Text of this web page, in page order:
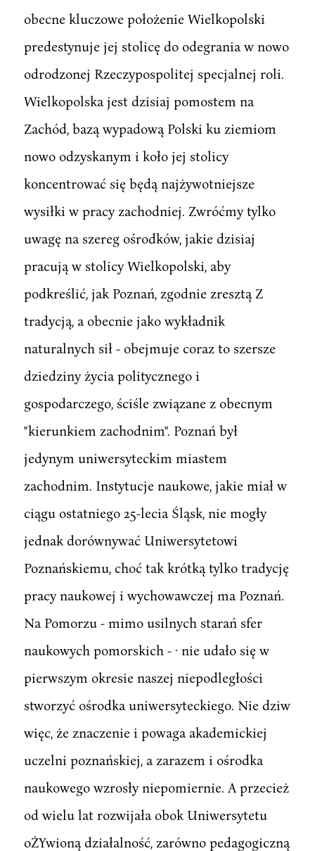
obecne kluczowe położenie Wielkopolski
predestynuje jej stolicę do odegrania w nowo
odrodzonej Rzeczypospolitej specjalnej roli.
Wielkopolska jest dzisiaj pomostem na
Zachód, bazą wypadową Polski ku ziemiom
nowo odzyskanym i koło jej stolicy
koncentrować się będą najżywotniejsze
wysiłki w pracy zachodniej. Zwróćmy tylko
uwagę na szereg ośrodków, jakie dzisiaj
pracują w stolicy Wielkopolski, aby
podkreślić, jak Poznań, zgodnie zresztą Z
tradycją, a obecnie jako wykładnik
naturalnych sił - obejmuje coraz to szersze
dziedziny życia politycznego i
gospodarczego, ściśle związane z obecnym
"kierunkiem zachodnim". Poznań był
jedynym uniwersyteckim miastem
zachodnim. Instytucje naukowe, jakie miał w
ciągu ostatniego 25-lecia Śląsk, nie mogły
jednak dorównywać Uniwersytetowi
Poznańskiemu, choć tak krótką tylko tradycję
pracy naukowej i wychowawczej ma Poznań.
Na Pomorzu - mimo usilnych starań sfer
naukowych pomorskich - · nie udało się w
pierwszym okresie naszej niepodległości
stworzyć ośrodka uniwersyteckiego. Nie dziw
więc, że znaczenie i powaga akademickiej
uczelni poznańskiej, a zarazem i ośrodka
naukowego wzrosły niepomiernie. A przecież
od wielu lat rozwijała obok Uniwersytetu
oŻYwioną działalność, zarówno pedagogiczną